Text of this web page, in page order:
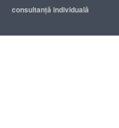
consultanță individuală